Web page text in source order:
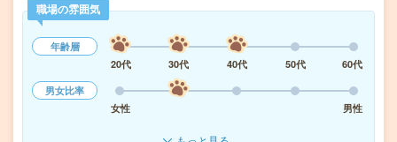
職場の雰囲気
年齢層
20代
30代 40代 50代
60代
男女比率
女性
男性